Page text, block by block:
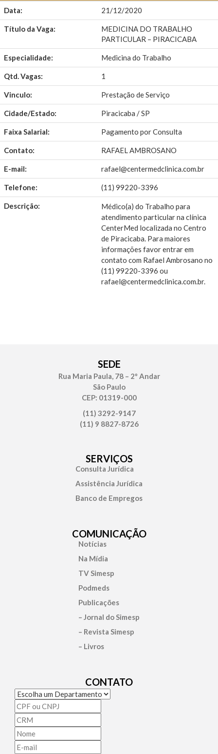
Data: 21/12/2020
Título da Vaga:
MEDICINA DO TRABALHO
PARTICULAR – PIRACICABA
Especialidade: Medicina do Trabalho
Qtd. Vagas: 1
Vinculo: Prestação de Serviço
Cidade/Estado: Piracicaba / SP
Faixa Salarial: Pagamento por Consulta
Contato: RAFAEL AMBROSANO
E-mail: rafael@centermedclinica.com.br
Telefone: (11) 99220-3396
Descrição:
Médico(a) do Trabalho para
atendimento particular na clínica
CenterMed localizada no Centro
de Piracicaba. Para maiores
informações favor entrar em
contato com Rafael Ambrosano no
(11) 99220-3396 ou
rafael@centermedclinica.com.br.
SEDE
Rua Maria Paula, 78 – 2º Andar
São Paulo
CEP: 01319-000
(11) 3292-9147
(11) 9 8827-8726
SERVIÇOS
Consulta Jurídica
Assistência Jurídica
Banco de Empregos
COMUNICAÇÃO
Notícias
Na Mídia
TV Simesp
Podmeds
Publicações
– Jornal do Simesp
– Revista Simesp
– Livros
CONTATO